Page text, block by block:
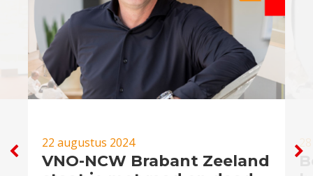
22 augustus 2024
VNO-NCW Brabant Zeeland